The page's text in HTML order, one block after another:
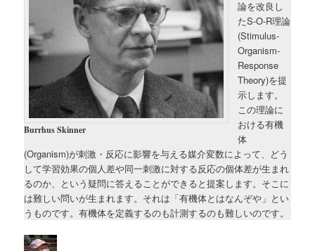
Burrhus Skinner
論を改良し
たS-O-R理論
(Stimulus-
Organism-
Response
Theory)を提
示します。
この理論に
おける有機
体
(Organism)が刺激・反応に影響を与える媒介変数によって、どう
して学習効果の個人差や同一刺激に対する反応の個体差が生まれ
るのか、という疑問に答えることができると提案します。そこに
は難しい問いが生まれます。それは「有機体とはなんぞや」とい
うものです。有機体を定義するのも計測するのも難しいのです。